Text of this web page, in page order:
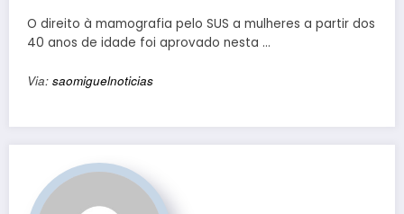
O direito à mamografia pelo SUS a mulheres a partir dos
40 anos de idade foi aprovado nesta …
Via: saomiguelnoticias